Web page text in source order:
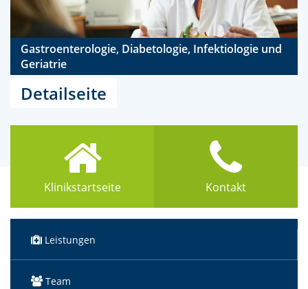
Gastroenterologie, Diabetologie, Infektiologie und
Geriatrie
Detailseite
Klinikstartseite Kontakt
Leistungen
Team